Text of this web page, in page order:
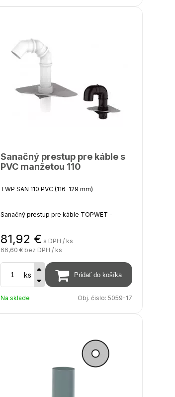
Sanačný prestup pre káble s
PVC manžetou 110
TWP SAN 110 PVC (116-129 mm)
Sanačný prestup pre káble TOPWET -
izoláciu 200 mm, na objednávku možnosť
predĺženia až do 2000 mm
81,92 € s DPH / ks
66,60 € bez DPH / ks
ks
Na sklade Obj. čislo: 5059-17